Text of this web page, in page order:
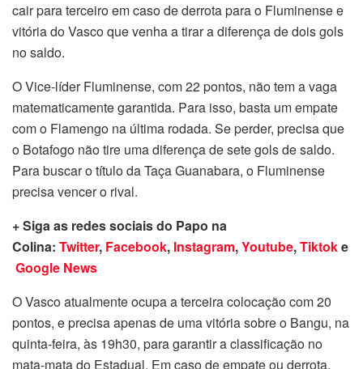
cair para terceiro em caso de derrota para o Fluminense e
vitória do Vasco que venha a tirar a diferença de dois gols
no saldo.
O Vice-líder Fluminense, com 22 pontos, não tem a vaga
matematicamente garantida. Para isso, basta um empate
com o Flamengo na última rodada. Se perder, precisa que
o Botafogo não tire uma diferença de sete gols de saldo.
Para buscar o título da Taça Guanabara, o Fluminense
precisa vencer o rival.
+ Siga as redes sociais do Papo na
Colina: Twitter, Facebook, Instagram,Youtube,Tiktoke
Google News
O Vasco atualmente ocupa a terceira colocação com 20
pontos, e precisa apenas de uma vitória sobre o Bangu, na
quinta-feira, às 19h30, para garantir a classificação no
mata-mata do Estadual. Em caso de empate ou derrota,